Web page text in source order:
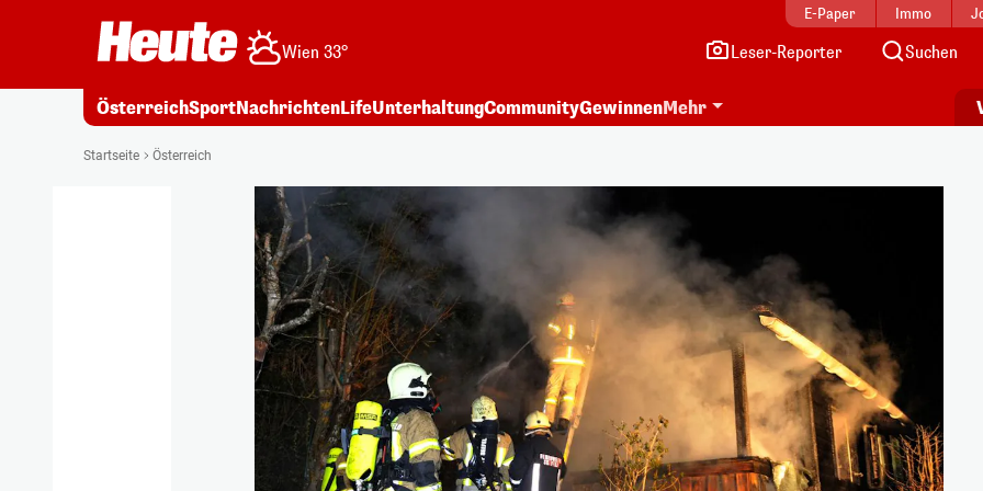
E-Paper Immo
Wien 33° Leser-Reporter Suchen
ÖsterreichSportNachrichtenLifeUnterhaltungCommunityGewinnenMehr
Startseite Österreich